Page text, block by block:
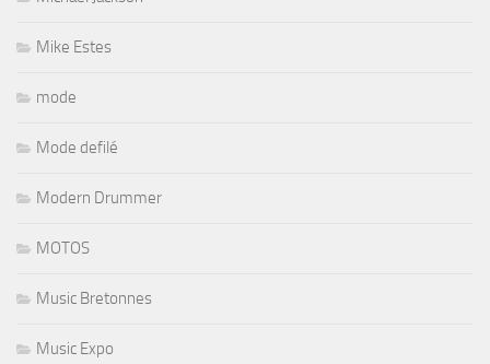
Mike Estes
mode
Mode defilé
Modern Drummer
MOTOS
Music Bretonnes
Music Expo